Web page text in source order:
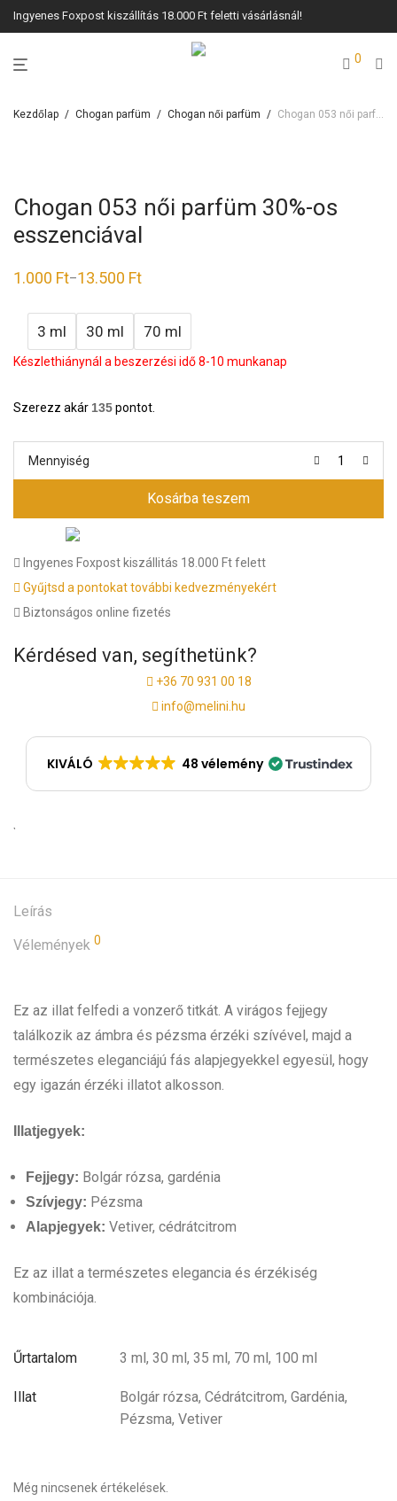
Ingyenes Foxpost kiszállítás 18.000 Ft feletti vásárlásnál!
0
Kezdőlap / Chogan parfüm / Chogan női parfüm / Chogan 053 női parfüm 30%-os esszenciával
Chogan 053 női parfüm 30%-os
esszenciával
1.000 Ft–13.500 Ft
3 ml 30 ml 70 ml
Készlethiánynál a beszerzési idő 8-10 munkanap
Szerezz akár 135pontot.
Mennyiség
Kosárba teszem
Ingyenes Foxpost kiszállitás 18.000 Ft felett
Gyűjtsd a pontokat további kedvezményekért
Biztonságos online fizetés
Kérdésed van, segíthetünk?
+36 70 931 00 18
info@melini.hu
KIVÁLÓ 48 vélemény
Leírás
Vélemények 0
Ez az illat felfedi a vonzerő titkát. A virágos fejjegy
találkozik az ámbra és pézsma érzéki szívével, majd a
természetes eleganciájú fás alapjegyekkel egyesül, hogy
egy igazán érzéki illatot alkosson.
Illatjegyek:
Fejjegy: Bolgár rózsa, gardénia
Szívjegy: Pézsma
Alapjegyek: Vetiver, cédrátcitrom
Ez az illat a természetes elegancia és érzékiség
kombinációja.
Űrtartalom 3 ml, 30 ml, 35 ml, 70 ml, 100 ml
Illat
Bolgár rózsa, Cédrátcitrom, Gardénia,
Pézsma, Vetiver
Még nincsenek értékelések.